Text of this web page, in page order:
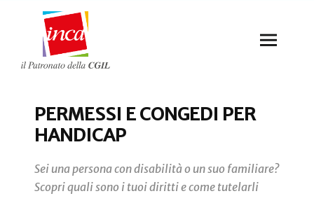
PERMESSI E CONGEDI PER
HANDICAP
Sei una persona con disabilità o un suo familiare?
Scopri quali sono i tuoi diritti e come tutelarli